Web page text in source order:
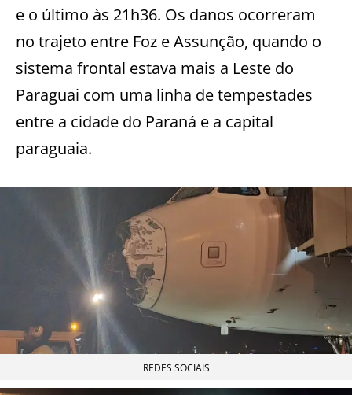
e o último às 21h36. Os danos ocorreram
no trajeto entre Foz e Assunção, quando o
sistema frontal estava mais a Leste do
Paraguai com uma linha de tempestades
entre a cidade do Paraná e a capital
paraguaia.
REDES SOCIAIS